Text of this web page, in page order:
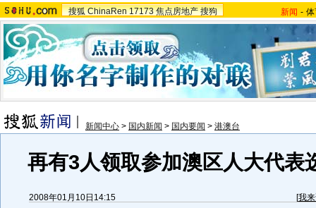
搜狐 ChinaRen 17173 焦点房地产 搜狗 新闻 -
新闻中心 > 国内新闻 > 国内要闻 > 港澳台
再有3人领取参加澳区人大代表
2008年01月10日14:15 [我